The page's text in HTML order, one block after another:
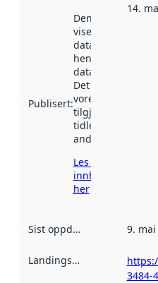
Publisert:
Denne datoen
viser når
datasettet vart
henta inn av
data.norge.no.
Det kan ha
vore
tilgjengeleg
tidlegare
andre stader.
Les meir om
innhenting
her
14.
Sist oppdatert 9. mai
Landingsside
3484-